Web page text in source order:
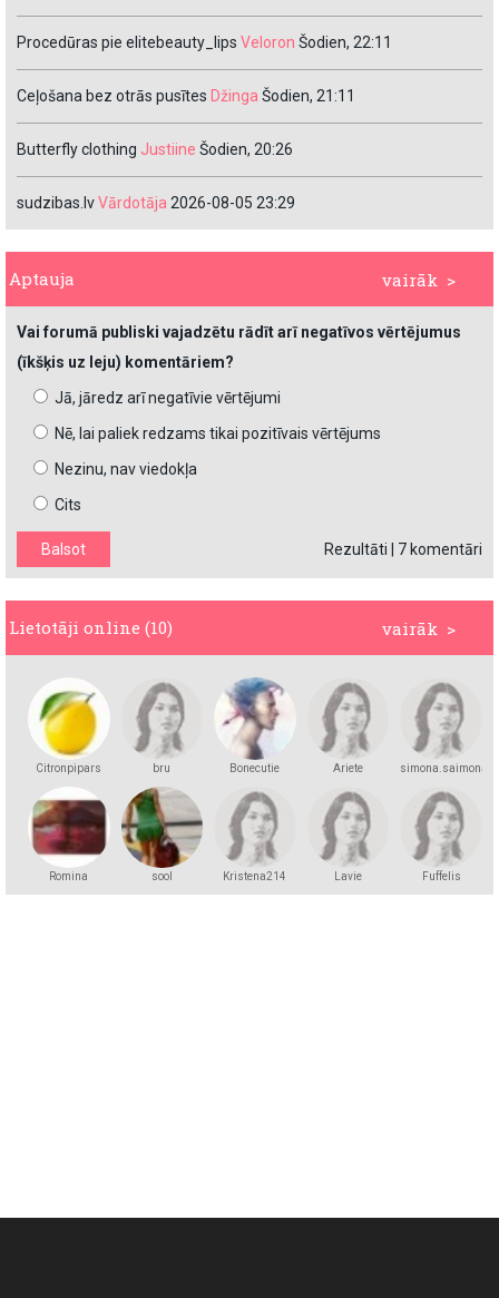
Procedūras pie elitebeauty_lips Veloron Šodien, 22:11
Ceļošana bez otrās pusītes Džinga Šodien, 21:11
Butterfly clothing Justiine Šodien, 20:26
sudzibas.lvVārdotāja 2026-08-05 23:29
vairāk >
Aptauja
Vai forumā publiski vajadzētu rādīt arī negatīvos vērtējumus
(īkšķis uz leju) komentāriem?
Jā, jāredz arī negatīvie vērtējumi
Nē, lai paliek redzams tikai pozitīvais vērtējums
Nezinu, nav viedokļa
Cits
Rezultāti 7 komentāri
vairāk >
Lietotāji online (10)
Citronpipars bru Bonecutie Ariete simona.saimona
Romina sool Kristena214 Lavie Fuffelis